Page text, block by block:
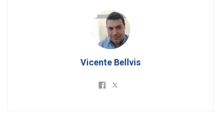
Vicente Bellvis